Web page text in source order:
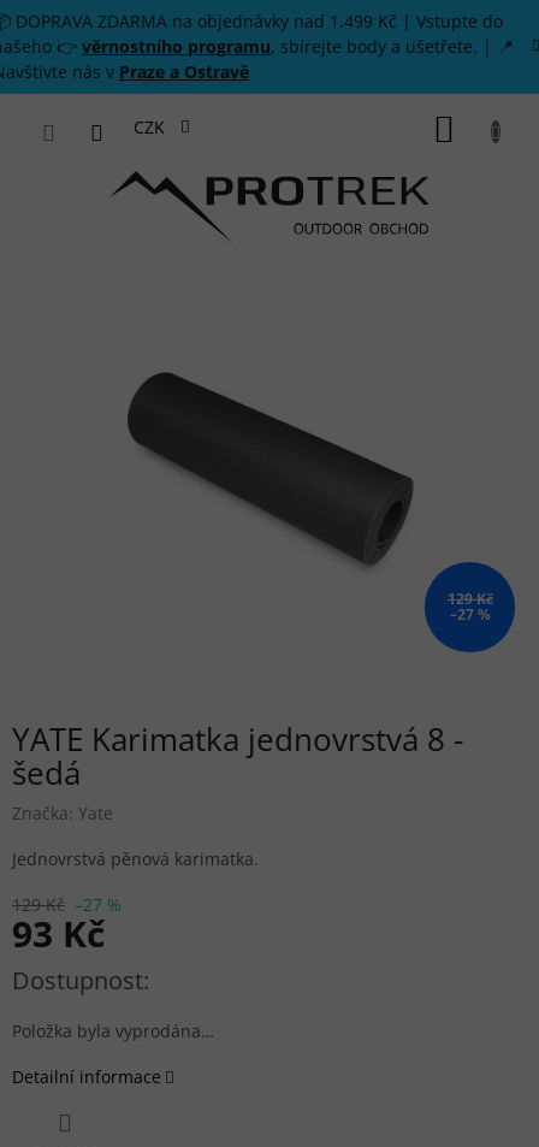
Přejít na obsah
DOPRAVA ZDARMA na objednávky nad 1.499 Kč | Vstupte do
👉 věrnostního programu, sbírejte body a ušetřete. | 📍
nás v Praze a Ostravě
CZK
129 Kč
–27 %
YATE Karimatka jednovrstvá 8 -
šedá
Značka: Yate
129 Kč –27 %
93 Kč
Měrná cena:
Položka byla vyprodána…
Jednovrstvá pěnová karimatka.
Detailní informace